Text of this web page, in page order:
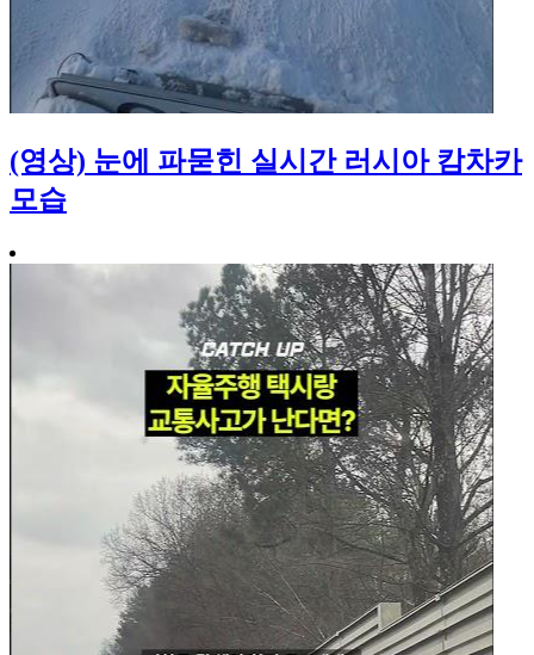
(영상) 눈에 파묻힌 실시간 러시아 캄차카
모습